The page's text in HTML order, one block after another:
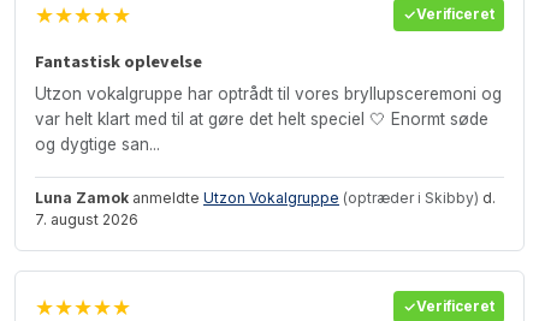
★★★★★ Verificeret
Fantastisk oplevelse
Utzon vokalgruppe har optrådt til vores bryllupsceremoni og
var helt klart med til at gøre det helt speciel 🤍 Enormt søde
og dygtige san...
Luna Zamok anmeldte Utzon Vokalgruppe (optræder i Skibby) d.
7. august 2026
★★★★★ Verificeret